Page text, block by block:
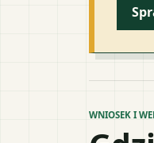
WNIOSEK I